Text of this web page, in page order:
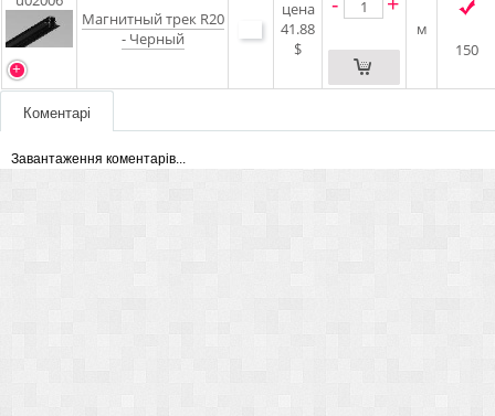
Магнитный трек R20
- Черный
цена
41.88
$
м
150
Коментарі
Завантаження коментарів...